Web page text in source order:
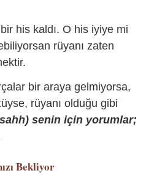
his kaldı. O his iyiye mi
rüyanı zaten
bir araya gelmiyorsa,
rüyanı olduğu gibi
senin için yorumlar;
Bekliyor